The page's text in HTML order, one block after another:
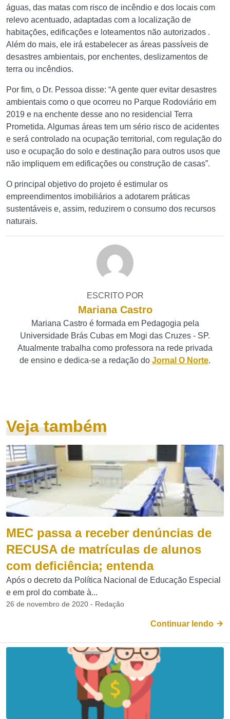
águas, das matas com risco de incêndio e dos locais com
relevo acentuado, adaptadas com a localização de
habitações, edificações e loteamentos não autorizados .
Além do mais, ele irá estabelecer as áreas passíveis de
desastres ambientais, por enchentes, deslizamentos de
terra ou incêndios.
Por fim, o Dr. Pessoa disse: “A gente quer evitar desastres
ambientais como o que ocorreu no Parque Rodoviário em
2019 e na enchente desse ano no residencial Terra
Prometida. Algumas áreas tem um sério risco de acidentes
e será controlado na ocupação territorial, com regulação do
uso e ocupação do solo e destinação para outros usos que
não impliquem em edificações ou construção de casas”.
O principal objetivo do projeto é estimular os
empreendimentos imobiliários a adotarem práticas
sustentáveis e, assim, reduzirem o consumo dos recursos
naturais.
ESCRITO POR
Mariana Castro
Mariana Castro é formada em Pedagogia pela
Universidade Brás Cubas em Mogi das Cruzes - SP.
Atualmente trabalha como professora na rede privada
de ensino e dedica-se a redação do Jornal O Norte.
Veja também
MEC passa a receber denúncias de
RECUSA de matrículas de alunos
com deficiência; entenda
Após o decreto da Política Nacional de Educação Especial
e em prol do combate à...
26 de novembro de 2020 - Redação
Continuar lendo